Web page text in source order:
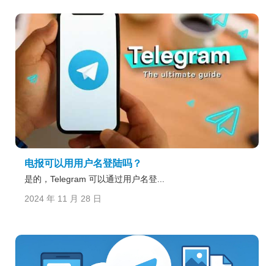
电报可以用用户名登陆吗？
是的，Telegram 可以通过用户名登...
2024 年 11 月 28 日